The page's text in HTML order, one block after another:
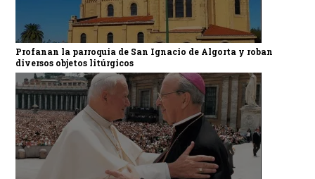
Profanan la parroquia de San Ignacio de Algorta y roban
diversos objetos litúrgicos